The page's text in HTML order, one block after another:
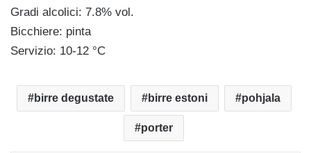
Gradi alcolici: 7.8% vol.
Bicchiere: pinta
Servizio: 10-12 °C
birre degustate birre estoni pohjala
porter